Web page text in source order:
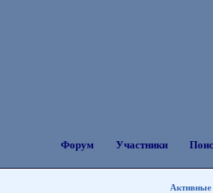
Форум Участники